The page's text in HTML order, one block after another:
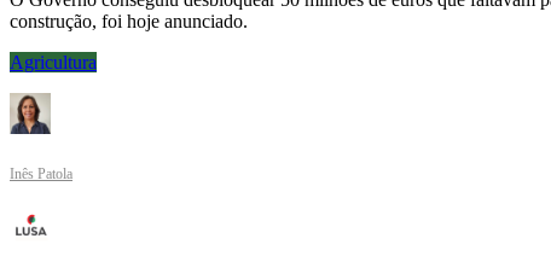
construção, foi hoje anunciado.
Agricultura
Inês Patola